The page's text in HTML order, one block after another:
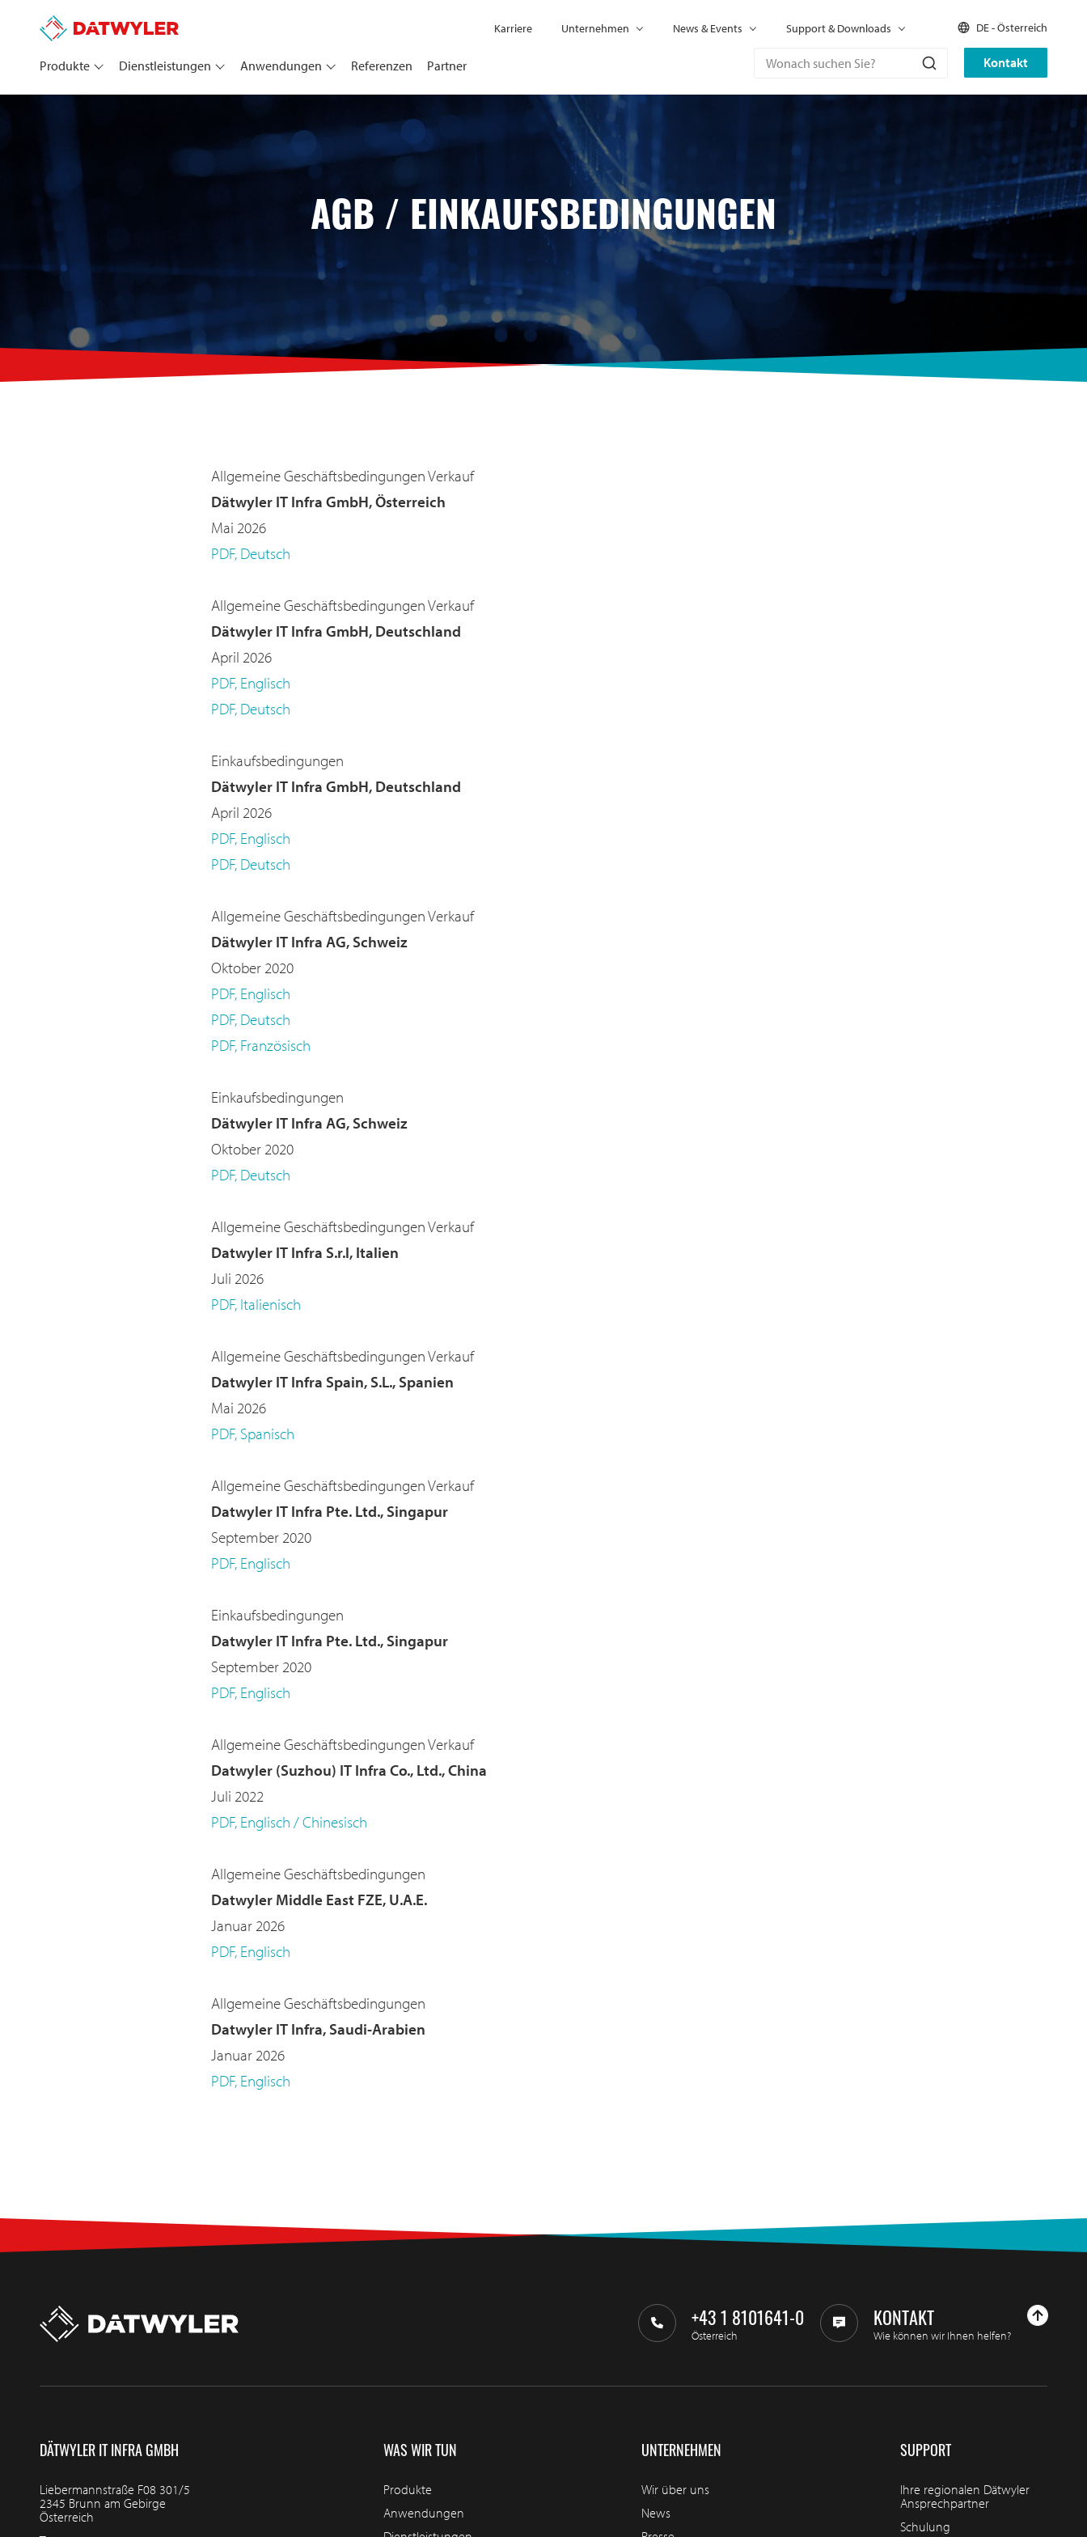
Kontakt
Produkte Dienstleistungen Anwendungen Referenzen Partner
Karriere Unternehmen News & Events Support & Downloads DE - Österreich
AGB / EINKAUFSBEDINGUNGEN
Allgemeine Geschäftsbedingungen Verkauf
Dätwyler IT Infra GmbH, Österreich
Mai 2026
PDF, Deutsch
Allgemeine Geschäftsbedingungen Verkauf
Dätwyler IT Infra GmbH, Deutschland
April 2026
PDF, Englisch
PDF, Deutsch
Einkaufsbedingungen
Dätwyler IT Infra GmbH, Deutschland
April 2026
PDF, Englisch
PDF, Deutsch
Allgemeine Geschäftsbedingungen Verkauf
Dätwyler IT Infra AG, Schweiz
Oktober 2020
PDF, Englisch
PDF, Deutsch
PDF, Französisch
Einkaufsbedingungen
Dätwyler IT Infra AG, Schweiz
Oktober 2020
PDF, Deutsch
Allgemeine Geschäftsbedingungen Verkauf
Datwyler IT Infra S.r.l, Italien
Juli 2026
PDF, Italienisch
Allgemeine Geschäftsbedingungen Verkauf
Datwyler IT Infra Spain, S.L., Spanien
Mai 2026
PDF, Spanisch
Allgemeine Geschäftsbedingungen Verkauf
Datwyler IT Infra Pte. Ltd., Singapur
September 2020
PDF, Englisch
Einkaufsbedingungen
Datwyler IT Infra Pte. Ltd., Singapur
September 2020
PDF, Englisch
Allgemeine Geschäftsbedingungen Verkauf
Datwyler (Suzhou) IT Infra Co., Ltd., China
Juli 2022
PDF, Englisch / Chinesisch
Allgemeine Geschäftsbedingungen
Datwyler Middle East FZE, U.A.E.
Januar 2026
PDF, Englisch
Allgemeine Geschäftsbedingungen
Datwyler IT Infra, Saudi-Arabien
Januar 2026
PDF, Englisch
+43 1 8101641-0
Österreich
KONTAKT
Wie können wir Ihnen helfen?
DÄTWYLER IT INFRA GMBH
Liebermannstraße F08 301/5
2345 Brunn am Gebirge
Österreich
WAS WIR TUN
Produkte
Anwendungen
UNTERNEHMEN
Wir über uns
News
SUPPORT
Ihre regionalen Dätwyler
Ansprechpartner
Schulung